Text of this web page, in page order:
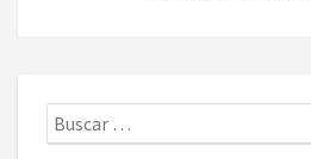
Buscar: